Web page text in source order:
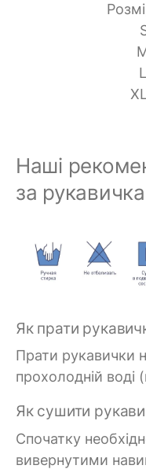
Наші
за
Як прати
Прати рукавички
прохолодній воді
Як сушити
Спочатку
вивернутими